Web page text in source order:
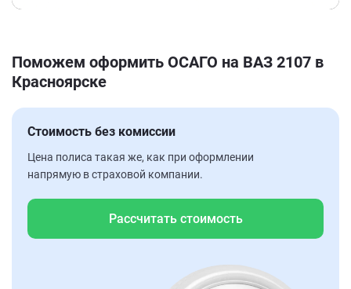
Поможем оформить ОСАГО на ВАЗ 2107 в
Красноярске
Стоимость без комиссии
Цена полиса такая же, как при оформлении
напрямую в страховой компании.
Рассчитать стоимость